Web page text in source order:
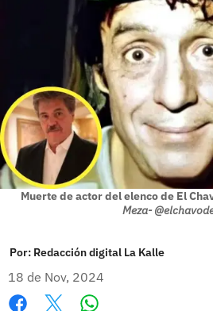
Muerte de actor del elenco de El
Meza-
Por: Redacción digital La Kalle
18 de Nov, 2024